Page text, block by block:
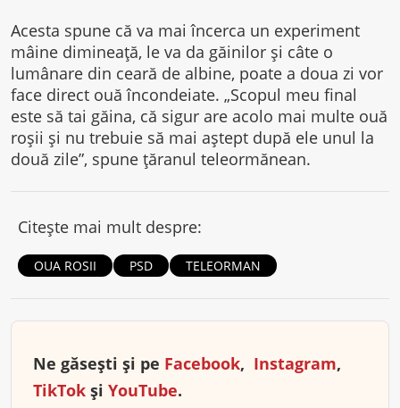
Acesta spune că va mai încerca un experiment
mâine dimineață, le va da găinilor și câte o
lumânare din ceară de albine, poate a doua zi vor
face direct ouă încondeiate. „Scopul meu final
este să tai găina, că sigur are acolo mai multe ouă
roșii și nu trebuie să mai aștept după ele unul la
două zile”, spune țăranul teleormănean.
Citește mai mult despre:
OUA ROSII PSD TELEORMAN
Ne găsești și pe Facebook, Instagram,
TikTok și YouTube.